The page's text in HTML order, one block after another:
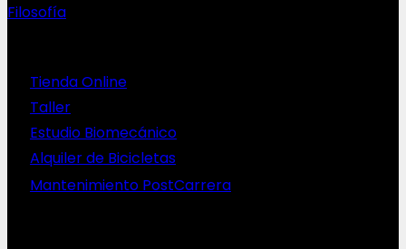
Filosofía
Tienda Online
Taller
Estudio Biomecánico
Alquiler de Bicicletas
Mantenimiento PostCarrera